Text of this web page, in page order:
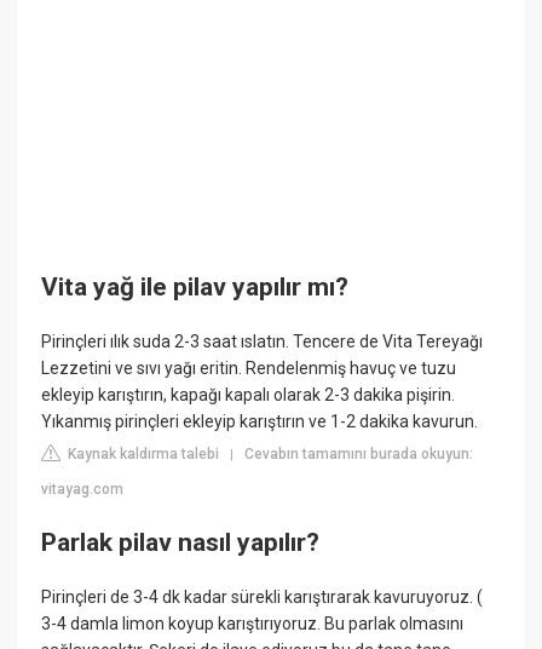
Vita yağ ile pilav yapılır mı?
Pirinçleri ılık suda 2-3 saat ıslatın. Tencere de Vita Tereyağı
Lezzetini ve sıvı yağı eritin. Rendelenmiş havuç ve tuzu
ekleyip karıştırın, kapağı kapalı olarak 2-3 dakika pişirin.
Yıkanmış pirinçleri ekleyip karıştırın ve 1-2 dakika kavurun.
Kaynak kaldırma talebi |Cevabın tamamını burada okuyun:
vitayag.com
Parlak pilav nasıl yapılır?
Pirinçleri de 3-4 dk kadar sürekli karıştırarak kavuruyoruz. (
3-4 damla limon koyup karıştırıyoruz. Bu parlak olmasını